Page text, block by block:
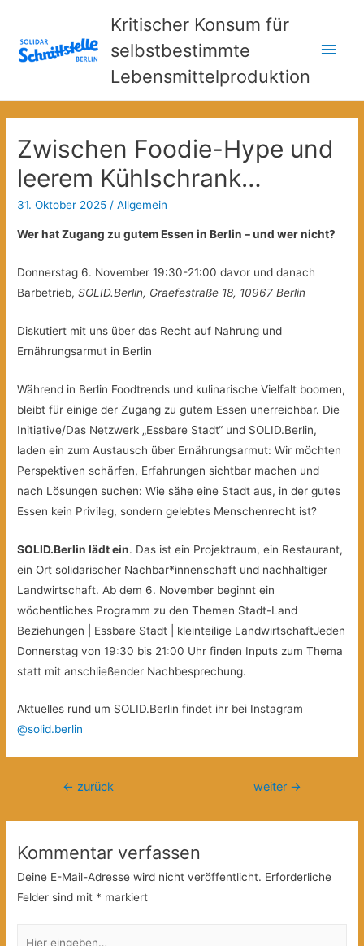
Kritischer Konsum für
selbstbestimmte
Lebensmittelproduktion
Zwischen Foodie-Hype und
leerem Kühlschrank…
31. Oktober 2025 /Allgemein
Wer hat Zugang zu gutem Essen in Berlin – und wer nicht?
Donnerstag 6. November 19:30-21:00 davor und danach
Barbetrieb,SOLID.Berlin, Graefestraße 18, 10967 Berlin
Diskutiert mit uns über das Recht auf Nahrung und
Ernährungsarmut in Berlin
Während in Berlin Foodtrends und kulinarische Vielfalt boomen,
bleibt für einige der Zugang zu gutem Essen unerreichbar. Die
Initiative/Das Netzwerk „Essbare Stadt“ und SOLID.Berlin,
laden ein zum Austausch über Ernährungsarmut: Wir möchten
Perspektiven schärfen, Erfahrungen sichtbar machen und
nach Lösungen suchen: Wie sähe eine Stadt aus, in der gutes
Essen kein Privileg, sondern gelebtes Menschenrecht ist?
SOLID.Berlin lädt ein. Das ist ein Projektraum, ein Restaurant,
ein Ort solidarischer Nachbar*innenschaft und nachhaltiger
Landwirtschaft. Ab dem 6. November beginnt ein
wöchentliches Programm zu den Themen Stadt-Land
Beziehungen | Essbare Stadt | kleinteilige LandwirtschaftJeden
Donnerstag von 19:30 bis 21:00 Uhr finden Inputs zum Thema
statt mit anschließender Nachbesprechung.
Aktuelles rund um SOLID.Berlin findet ihr bei Instagram
@solid.berlin
Beitragsnavigation
← zurück weiter →
Kommentar verfassen
Deine E-Mail-Adresse wird nicht veröffentlicht. Erforderliche
Felder sind mit * markiert